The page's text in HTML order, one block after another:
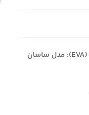
دمپایی بیمارستانی مردانه (EVA): مدل ساسان